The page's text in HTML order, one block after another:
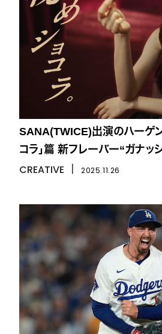
SANA(TWICE)出演のハーゲ
コラ」篇 新フレーバー“ガナッ
CREATIVE 2025.11.26